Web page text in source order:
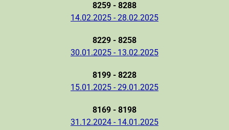
8259 - 8288
14.02.2025 - 28.02.2025
8229 - 8258
30.01.2025 - 13.02.2025
8199 - 8228
15.01.2025 - 29.01.2025
8169 - 8198
31.12.2024 - 14.01.2025